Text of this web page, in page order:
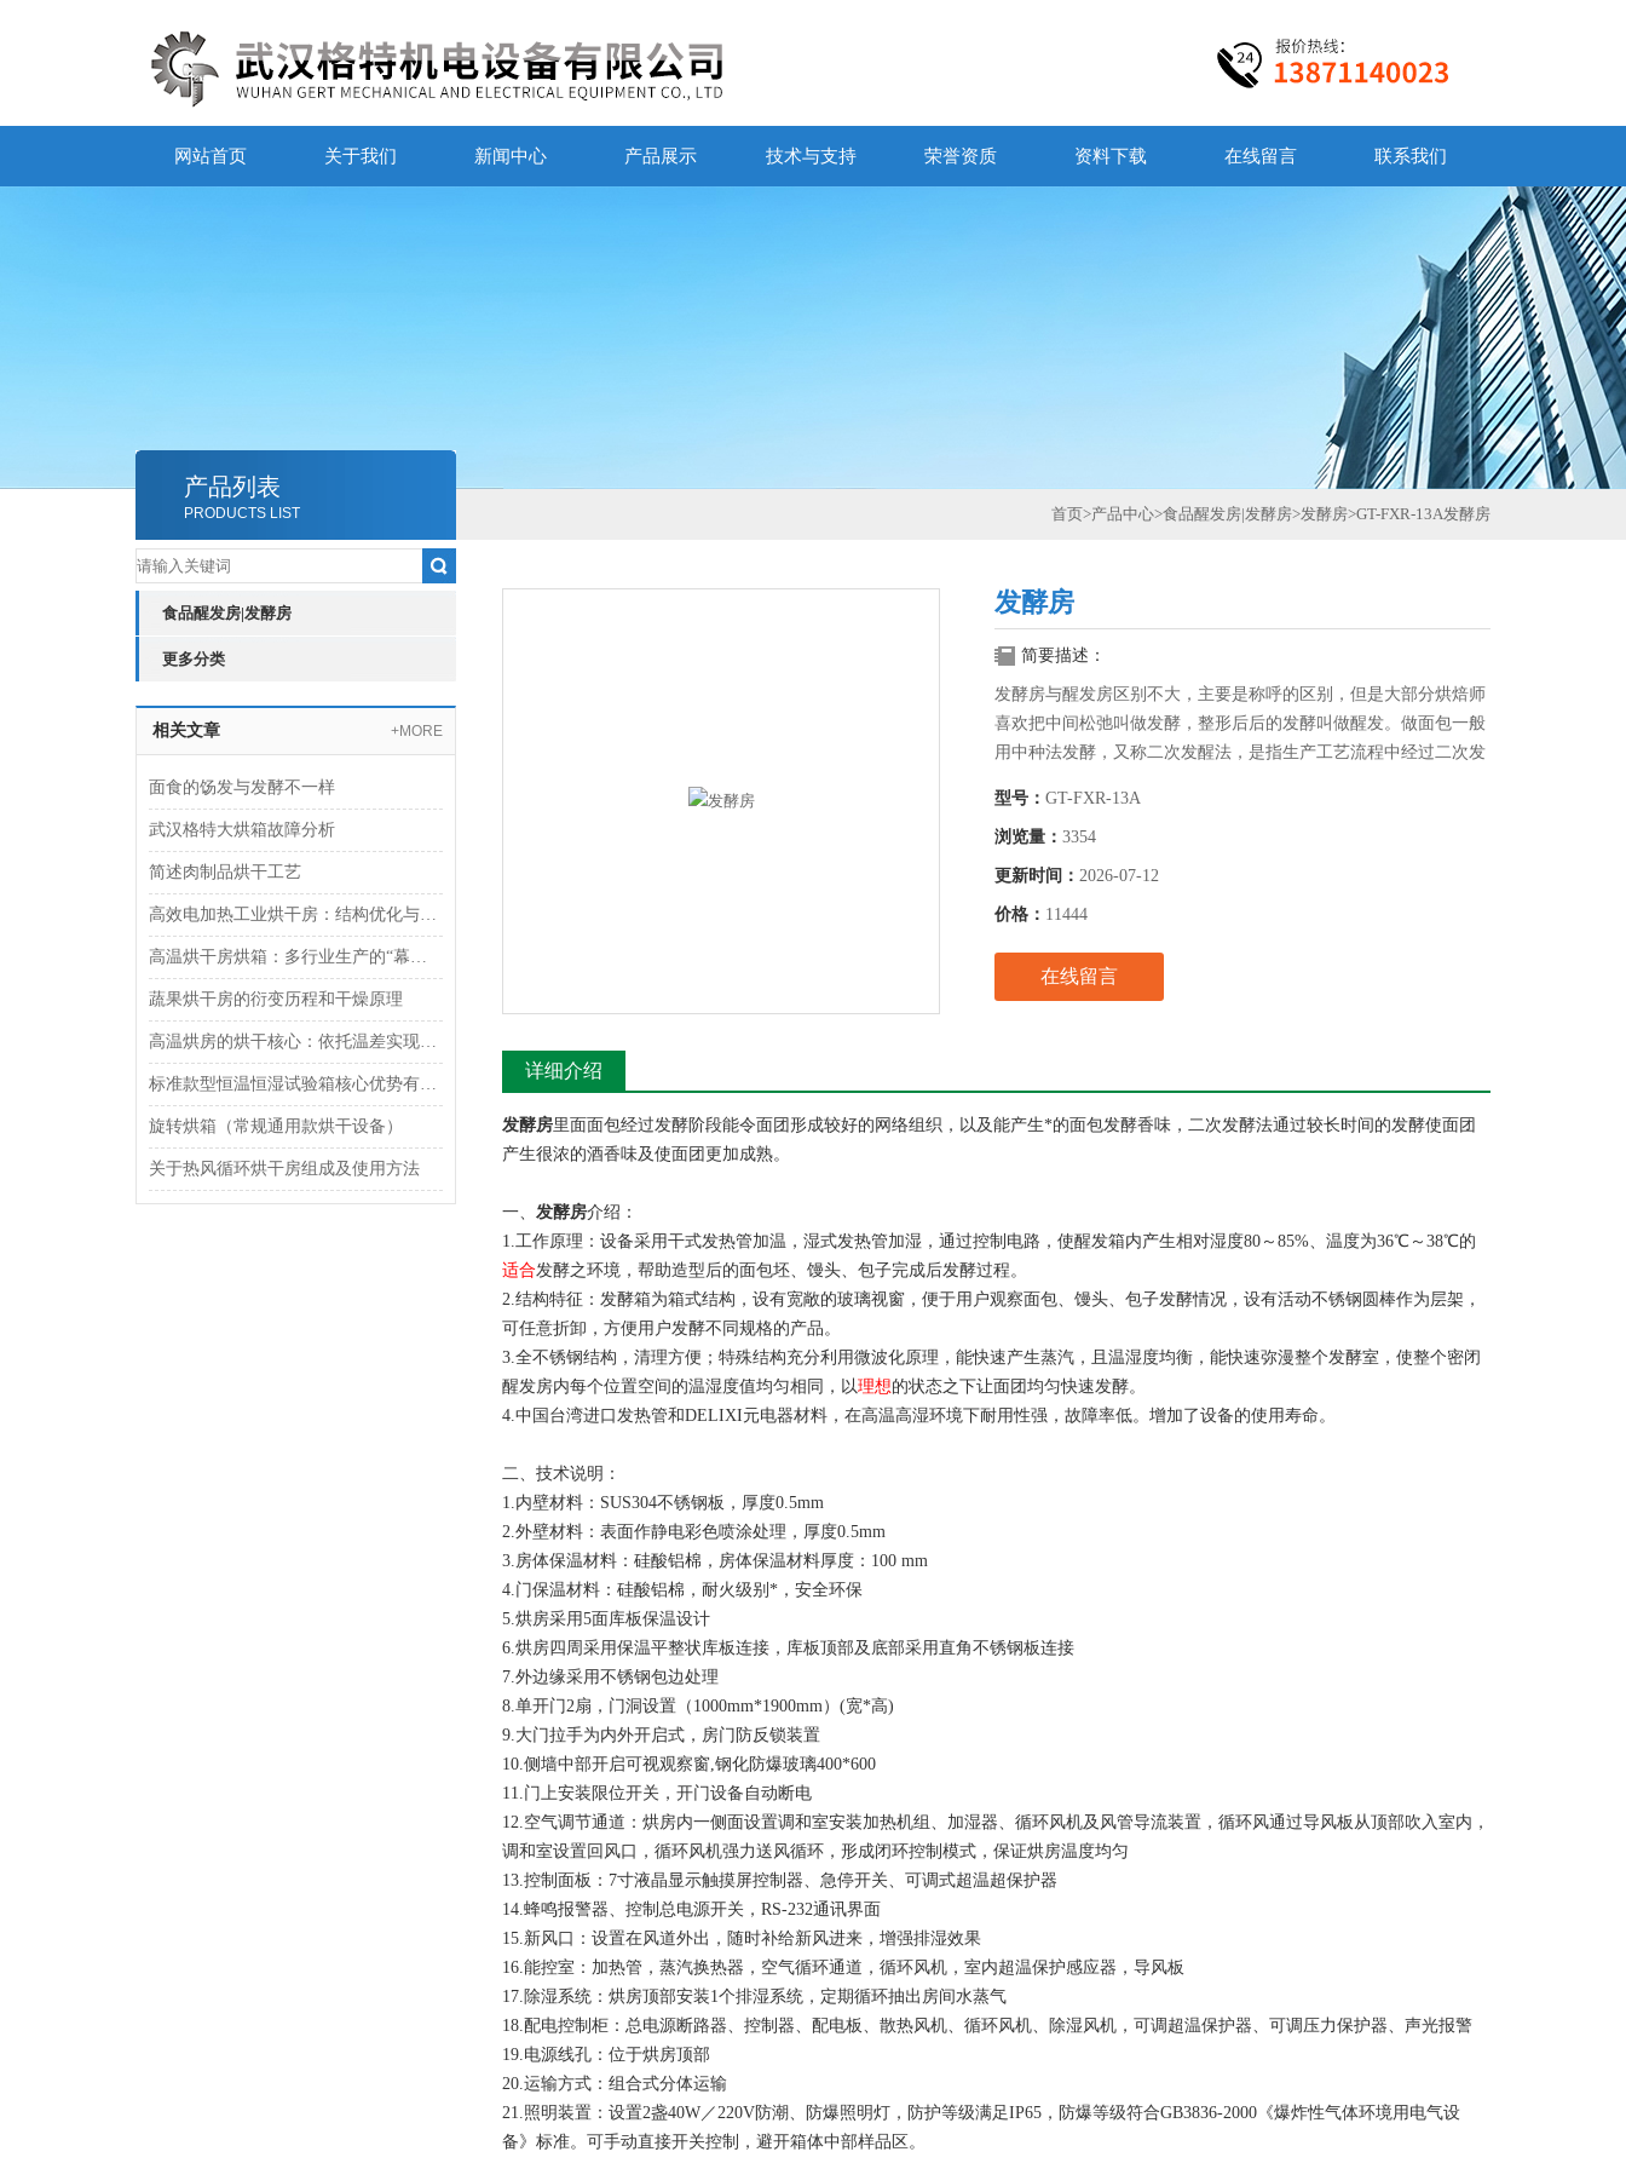
网站首页 关于我们 新闻中心 产品展示 技术与支持 荣誉资质 资料下载 在线留言 联系我们
产品列表
PRODUCTS LIST
食品醒发房|发酵房
更多分类
相关文章 +MORE
面食的饧发与发酵不一样
武汉格特大烘箱故障分析
简述肉制品烘干工艺
高效电加热工业烘干房：结构优化与热能循环技术
高温烘干房烘箱：多行业生产的“幕后支持者“
蔬果烘干房的衍变历程和干燥原理
高温烘房的烘干核心：依托温差实现热量与水分的双向传递
标准款型恒温恒湿试验箱核心优势有哪些？
旋转烘箱（常规通用款烘干设备）
关于热风循环烘干房组成及使用方法
首页>产品中心>食品醒发房|发酵房>发酵房>GT-FXR-13A发酵房
发酵房
简要描述：
发酵房与醒发房区别不大，主要是称呼的区别，但是大部分烘焙师
喜欢把中间松弛叫做发酵，整形后后的发酵叫做醒发。做面包一般
用中种法发酵，又称二次发醒法，是指生产工艺流程中经过二次发
型号： GT-FXR-13A
浏览量： 3354
更新时间： 2026-07-12
价格： 11444
在线留言
详细介绍
发酵房里面面包经过发酵阶段能令面团形成较好的网络组织，以及能产生*的面包发酵香味，二次发酵法通过较长时间的发酵使面团
产生很浓的酒香味及使面团更加成熟。
一、 发酵房介绍：
1.工作原理：设备采用干式发热管加温，湿式发热管加湿，通过控制电路，使醒发箱内产生相对湿度80～85%、温度为36℃～38℃的
适合发酵之环境，帮助造型后的面包坯、馒头、包子完成后发酵过程。
2.结构特征：发酵箱为箱式结构，设有宽敞的玻璃视窗，便于用户观察面包、馒头、包子发酵情况，设有活动不锈钢圆棒作为层架，
可任意折卸，方便用户发酵不同规格的产品。
3.全不锈钢结构，清理方便；特殊结构充分利用微波化原理，能快速产生蒸汽，且温湿度均衡，能快速弥漫整个发酵室，使整个密闭
醒发房内每个位置空间的温湿度值均匀相同，以理想的状态之下让面团均匀快速发酵。
4.中国台湾进口发热管和DELIXI元电器材料，在高温高湿环境下耐用性强，故障率低。增加了设备的使用寿命。
二、技术说明：
1.内壁材料：SUS304不锈钢板，厚度0.5mm
2.外壁材料：表面作静电彩色喷涂处理，厚度0.5mm
3.房体保温材料：硅酸铝棉，房体保温材料厚度：100 mm
4.门保温材料：硅酸铝棉，耐火级别*，安全环保
5.烘房采用5面库板保温设计
6.烘房四周采用保温平整状库板连接，库板顶部及底部采用直角不锈钢板连接
7.外边缘采用不锈钢包边处理
8.单开门2扇，门洞设置（1000mm*1900mm）(宽*高)
9.大门拉手为内外开启式，房门防反锁装置
10.侧墙中部开启可视观察窗,钢化防爆玻璃400*600
11.门上安装限位开关，开门设备自动断电
12.空气调节通道：烘房内一侧面设置调和室安装加热机组、加湿器、循环风机及风管导流装置，循环风通过导风板从顶部吹入室内，
调和室设置回风口，循环风机强力送风循环，形成闭环控制模式，保证烘房温度均匀
13.控制面板：7寸液晶显示触摸屏控制器、急停开关、可调式超温超保护器
14.蜂鸣报警器、控制总电源开关，RS-232通讯界面
15.新风口：设置在风道外出，随时补给新风进来，增强排湿效果
16.能控室：加热管，蒸汽换热器，空气循环通道，循环风机，室内超温保护感应器，导风板
17.除湿系统：烘房顶部安装1个排湿系统，定期循环抽出房间水蒸气
18.配电控制柜：总电源断路器、控制器、配电板、散热风机、循环风机、除湿风机，可调超温保护器、可调压力保护器、声光报警
19.电源线孔：位于烘房顶部
20.运输方式：组合式分体运输
21.照明装置：设置2盏40W／220V防潮、防爆照明灯，防护等级满足IP65，防爆等级符合GB3836-2000《爆炸性气体环境用电气设
备》标准。可手动直接开关控制，避开箱体中部样品区。